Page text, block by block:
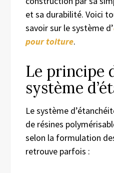
et sa durabilité. Voici
savoir sur le système d’
pour toiture.
Le principe
système
Le système
de résines
selon la formulation
retrouve parfois :